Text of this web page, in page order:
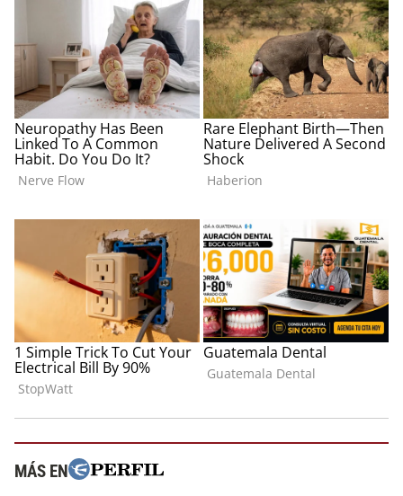
MÁS EN